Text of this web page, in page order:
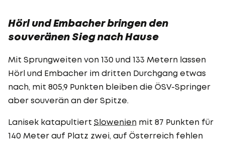
Hörl und Embacher bringen den
souveränen Sieg nach Hause
Mit Sprungweiten von 130 und 133 Metern lassen
Hörl und Embacher im dritten Durchgang etwas
nach, mit 805,9 Punkten bleiben die ÖSV-Springer
aber souverän an der Spitze.
Lanisek katapultiert Slowenien mit 87 Punkten für
140 Meter auf Platz zwei, auf Österreich fehlen